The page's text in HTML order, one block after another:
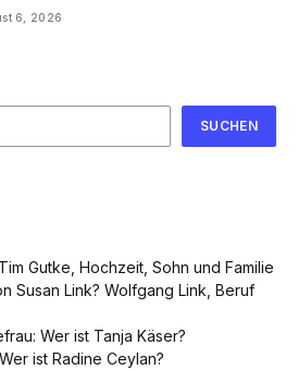
6, 2026
SUCHEN
Gutke, Hochzeit, Sohn und Familie
Susan Link? Wolfgang Link, Beruf
Wer ist Tanja Käser?
ist Radine Ceylan?